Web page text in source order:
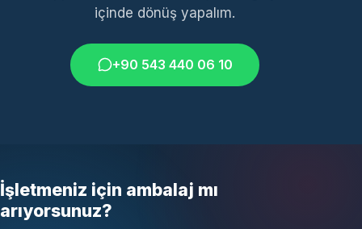
içinde dönüş yapalım.
+90 543 440 06 10
İşletmeniz için ambalaj mı
arıyorsunuz?